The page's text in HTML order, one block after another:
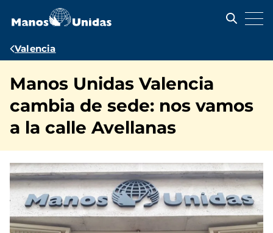
contenido
Ruta
navegación
Valencia
Manos Unidas Valencia
cambia de sede: nos vamos
a la calle Avellanas